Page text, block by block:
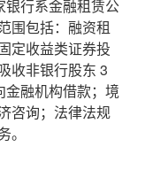
银行系金融租赁公
围包括：融资租
定收益类证券投
收非银行股东 3
金融机构借款；境
咨询；法律法规